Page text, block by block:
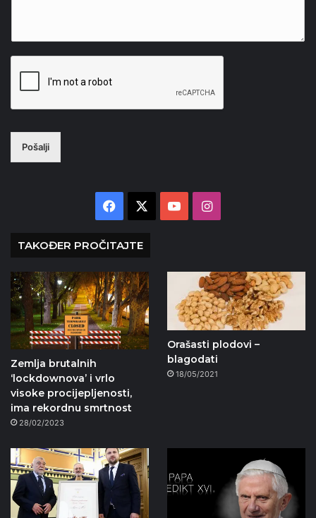
Pošalji
Facebook YouTubeInstagram
TAKOĐER PROČITAJTE
Zemlja brutalnih
‘lockdownova’ i vrlo
visoke procijepljenosti,
ima rekordnu smrtnost
28/02/2023
Orašasti plodovi –
blagodati
18/05/2021